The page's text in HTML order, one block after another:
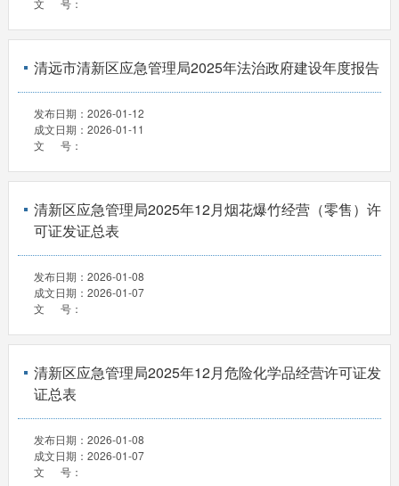
清远市清新区应急管理局2025年法治政府建设年度报告
发布日期： 2026-01-12
成文日期： 2026-01-11
文 号：
清新区应急管理局2025年12月烟花爆竹经营（零售）许
可证发证总表
发布日期： 2026-01-08
成文日期： 2026-01-07
文 号：
清新区应急管理局2025年12月危险化学品经营许可证发
证总表
发布日期： 2026-01-08
成文日期： 2026-01-07
文 号：